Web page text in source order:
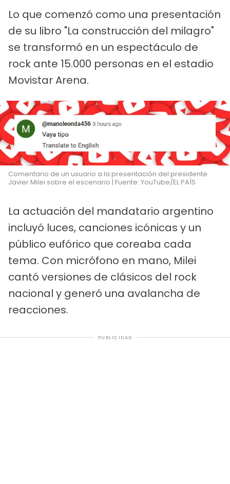
Lo que comenzó como una presentación
de su libro "La construcción del milagro"
se transformó en un espectáculo de
rock ante 15.000 personas en el estadio
Movistar Arena.
Comentario de un usuario a la presentación del presidente
Javier Milei sobre el escenario | Fuente: YouTube/EL PAÍS
La actuación del mandatario argentino
incluyó luces, canciones icónicas y un
público eufórico que coreaba cada
tema. Con micrófono en mano, Milei
cantó versiones de clásicos del rock
nacional y generó una avalancha de
reacciones.
PUBLICIDAD